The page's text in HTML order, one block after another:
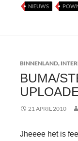
NIEUWS
BINNENLAND,
BUMA/
21 APRIL 2010
Jheeee het is